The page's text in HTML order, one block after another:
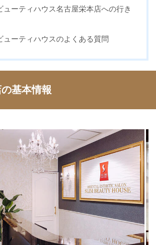
ューティハウス名古屋栄本店への行き
ューティハウスのよくある質問
基本情報